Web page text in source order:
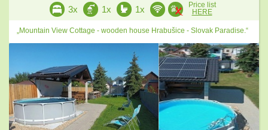
3x 1x 1x
Price list
HERE
„Mountain View Cottage - wooden house Hrabušice - Slovak Paradise.“